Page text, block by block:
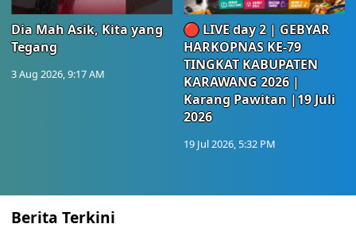
Dia Mah Asik, Kita yang
Tegang
3 Aug 2026, 9:17 AM
🔴 LIVE day 2 | GEBYAR
HARKOPNAS KE-79
TINGKAT KABUPATEN
KARAWANG 2026 |
Karang Pawitan |19 Juli
2026
19 Jul 2026, 5:32 PM
Berita Terkini